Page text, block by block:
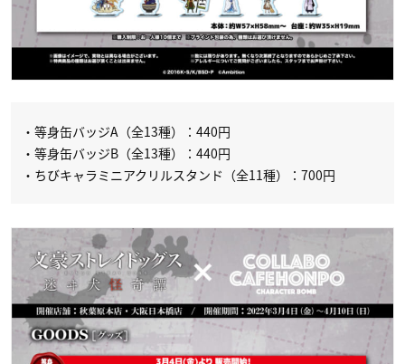
・等身缶バッジA（全13種）：440円
・等身缶バッジB（全13種）：440円
・ちびキャラミニアクリルスタンド（全11種）：700円